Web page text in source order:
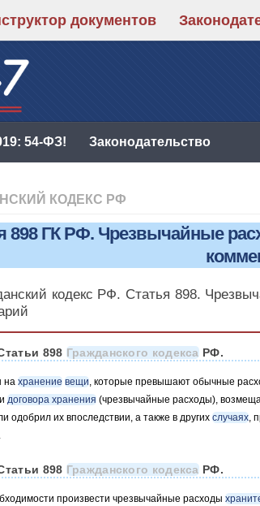
документов
54-ФЗ! Законодательство
КОДЕКС РФ
898 ГК РФ. Чрезвычайные
кодекс РФ. Статья 898.
898 Гражданского кодекса РФ.
на хранение вещи, которые превышают обычные
договора хранения (чрезвычайные расходы),
одобрил их впоследствии, а также в других случаях,
.
898 Гражданского кодекса РФ.
произвести чрезвычайные расходы